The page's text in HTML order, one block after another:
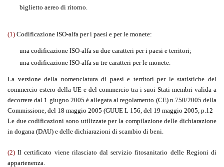
biglietto aereo di ritorno.
(1) Codificazione ISO-alfa per i paesi e per le monete:
una codificazione ISO-alfa su due caratteri per i paesi e territori;
una codificazione ISO-alfa su tre caratteri per le monete.
La versione della nomenclatura di paesi e territori per le statistiche del
commercio estero della UE e del commercio tra i suoi Stati membri valida a
decorrere dal 1 giugno 2005 è allegata al regolamento (CE) n.750/2005 della
Commissione, del 18 maggio 2005 (GUUE L 156, del 19 maggio 2005, p.12
Le due codificazioni sono utilizzate per la compilazione delle dichiarazione
in dogana (DAU) e delle dichiarazioni di scambio di beni.
(2) Il certificato viene rilasciato dal servizio fitosanitario delle Regioni di
appartenenza.